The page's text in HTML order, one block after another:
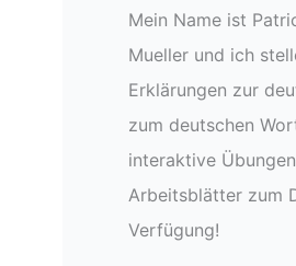
Mein Name ist
Mueller und ich
Erklärungen zur
zum deutschen
interaktive
Arbeitsblätter zum
Verfügung!